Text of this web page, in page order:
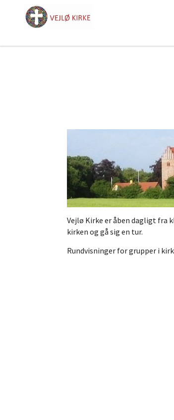
Vejlø Kirke er åben dagligt fra
kirken og gå sig en tur.
Rundvisninger for grupper i